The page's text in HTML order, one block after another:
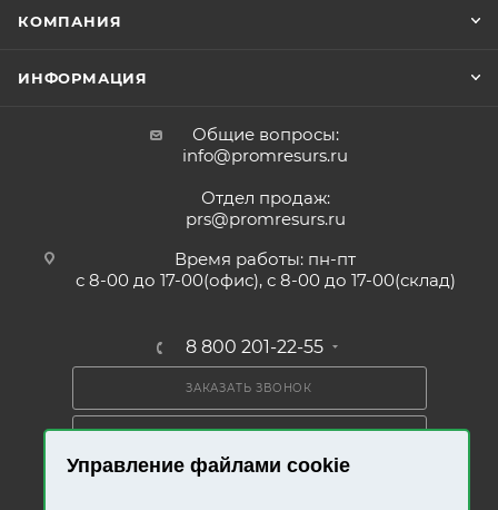
Управление файлами cookie
КОМПАНИЯ
ИНФОРМАЦИЯ
Общие вопросы:
info@promresurs.ru
Отдел продаж:
prs@promresurs.ru
Время работы: пн-пт
с 8-00 до 17-00(офис), с 8-00 до 17-00(склад)
8 800 201-22-55
ЗАКАЗАТЬ ЗВОНОК